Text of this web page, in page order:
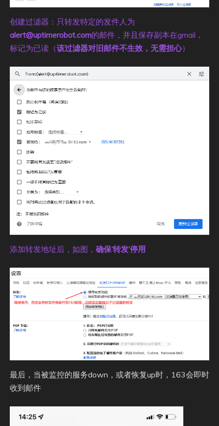
创建过滤器：只转发特定的发件人为
alert@uptimerobot.com的邮件，并且保存副本在gmail，
标记为已读（该过滤器对旧邮件不生效，无需担心）
添加转发地址后，如图， 确保‘转发’停用
最后，当被监控的服务down，或者恢复up时，163会即时
收到邮件